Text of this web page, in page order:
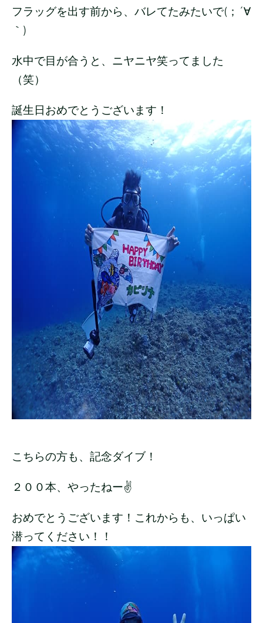
フラッグを出す前から、バレてたみたいで(；´∀
｀)
水中で目が合うと、ニヤニヤ笑ってました
（笑）
誕生日おめでとうございます！
こちらの方も、記念ダイブ！
２００本、やったねー✌
おめでとうございます！これからも、いっぱい
潜ってください！！